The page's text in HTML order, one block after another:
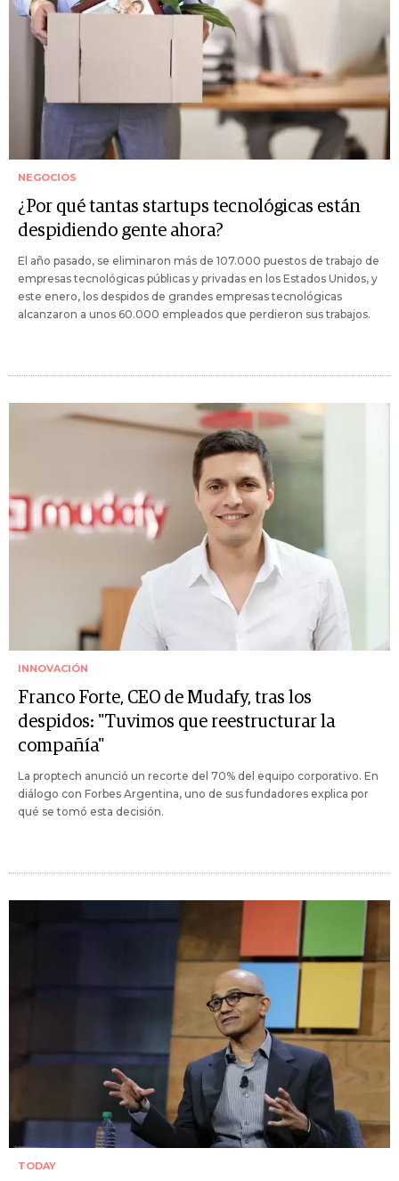
NEGOCIOS
¿Por qué tantas startups tecnológicas están
despidiendo gente ahora?
El año pasado, se eliminaron más de 107.000 puestos de trabajo de
empresas tecnológicas públicas y privadas en los Estados Unidos, y
este enero, los despidos de grandes empresas tecnológicas
alcanzaron a unos 60.000 empleados que perdieron sus trabajos.
INNOVACIÓN
Franco Forte, CEO de Mudafy, tras los
despidos: "Tuvimos que reestructurar la
compañía"
La proptech anunció un recorte del 70% del equipo corporativo. En
diálogo con Forbes Argentina, uno de sus fundadores explica por
qué se tomó esta decisión.
TODAY